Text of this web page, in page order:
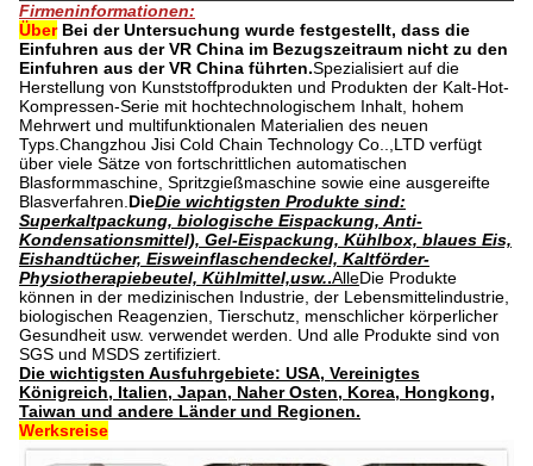
Firmeninformationen:
Über Bei der Untersuchung wurde festgestellt, dass die
Einfuhren aus der VR China im Bezugszeitraum nicht zu den
Einfuhren aus der VR China führten.Spezialisiert auf die
Herstellung von Kunststoffprodukten und Produkten der Kalt-Hot-
Kompressen-Serie mit hochtechnologischem Inhalt, hohem
Mehrwert und multifunktionalen Materialien des neuen
Typs.Changzhou Jisi Cold Chain Technology Co..,LTD verfügt
über viele Sätze von fortschrittlichen automatischen
Blasformmaschine, Spritzgießmaschine sowie eine ausgereifte
Blasverfahren DieDie wichtigsten Produkte sind:
Superkaltpackung, biologische Eispackung, Anti-
Kondensationsmittel), Gel-Eispackung, Kühlbox, blaues Eis,
Eishandtücher, Eisweinflaschendeckel, Kaltförder-
Physiotherapiebeutel, Kühlmittel,usw..AlleDie Produkte
können in der medizinischen Industrie, der Lebensmittelindustrie,
biologischen Reagenzien, Tierschutz, menschlicher körperlicher
Gesundheit usw. verwendet werden. Und alle Produkte sind von
SGS und MSDS zertifiziert.
Die wichtigsten Ausfuhrgebiete: USA, Vereinigtes
Königreich, Italien, Japan, Naher Osten, Korea, Hongkong,
Taiwan und andere Länder und Regionen.
Werksreise